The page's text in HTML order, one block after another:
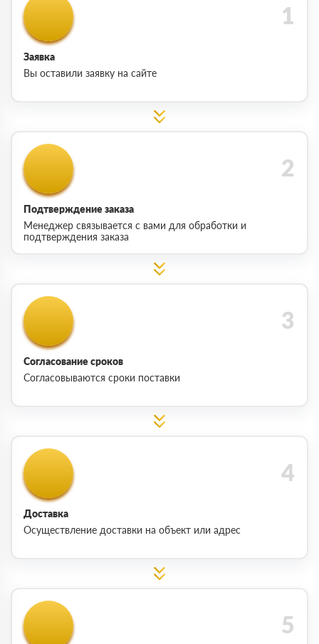
Заявка
Вы оставили заявку на сайте
Подтверждение заказа
Менеджер связывается с вами для обработки и
подтверждения заказа
Согласование сроков
Согласовываются сроки поставки
Доставка
Осуществление доставки на объект или адрес